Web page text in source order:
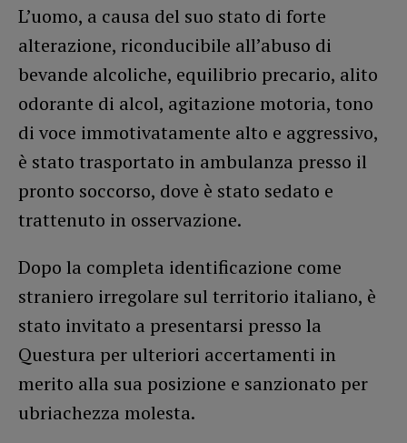
L’uomo, a causa del suo stato di forte
alterazione, riconducibile all’abuso di
bevande alcoliche, equilibrio precario, alito
odorante di alcol, agitazione motoria, tono
di voce immotivatamente alto e aggressivo,
è stato trasportato in ambulanza presso il
pronto soccorso, dove è stato sedato e
trattenuto in osservazione.
Dopo la completa identificazione come
straniero irregolare sul territorio italiano, è
stato invitato a presentarsi presso la
Questura per ulteriori accertamenti in
merito alla sua posizione e sanzionato per
ubriachezza molesta.